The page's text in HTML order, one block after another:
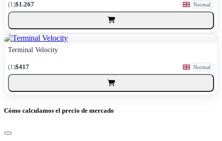
(1)$1.267 Normal
Terminal Velocity
(1)$417 Normal
Cómo calculamos el precio de mercado